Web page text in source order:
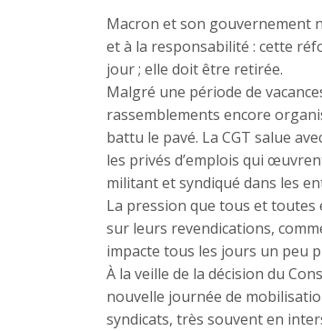
Macron et son gouvernement
et à la responsabilité : cette
jour ; elle doit être retirée.
Malgré une période de
rassemblements encore
battu le pavé. La CGT salue
les privés d’emplois qui
militant et syndiqué dans les
La pression que tous et
sur leurs revendications,
impacte tous les jours un peu
À la veille de la décision du
nouvelle journée de
syndicats, très souvent en